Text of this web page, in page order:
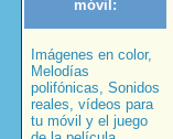
móvil:
Imágenes en color,
Melodías
polifónicas, Sonidos
reales, vídeos para
tu móvil y el juego